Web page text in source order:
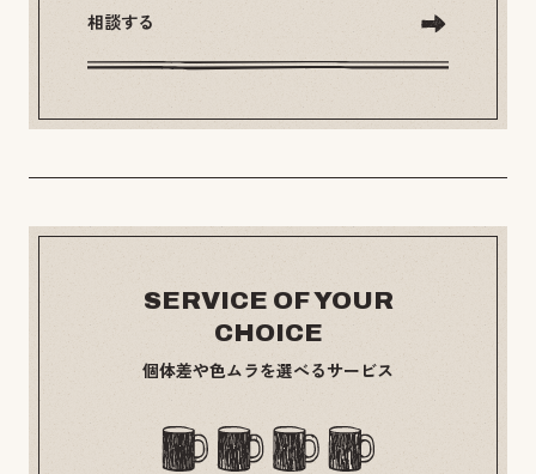
相談する
SERVICE OF YOUR
CHOICE
個体差や色ムラを選べるサービス